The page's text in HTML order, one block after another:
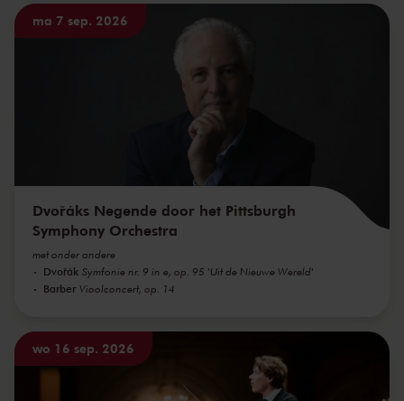
ma 7 sep. 2026
Dvořáks Negende door het Pittsburgh
Symphony Orchestra
met onder andere
Dvořák Symfonie nr. 9 in e, op. 95 'Uit de Nieuwe Wereld'
Barber Vioolconcert, op. 14
wo 16 sep. 2026